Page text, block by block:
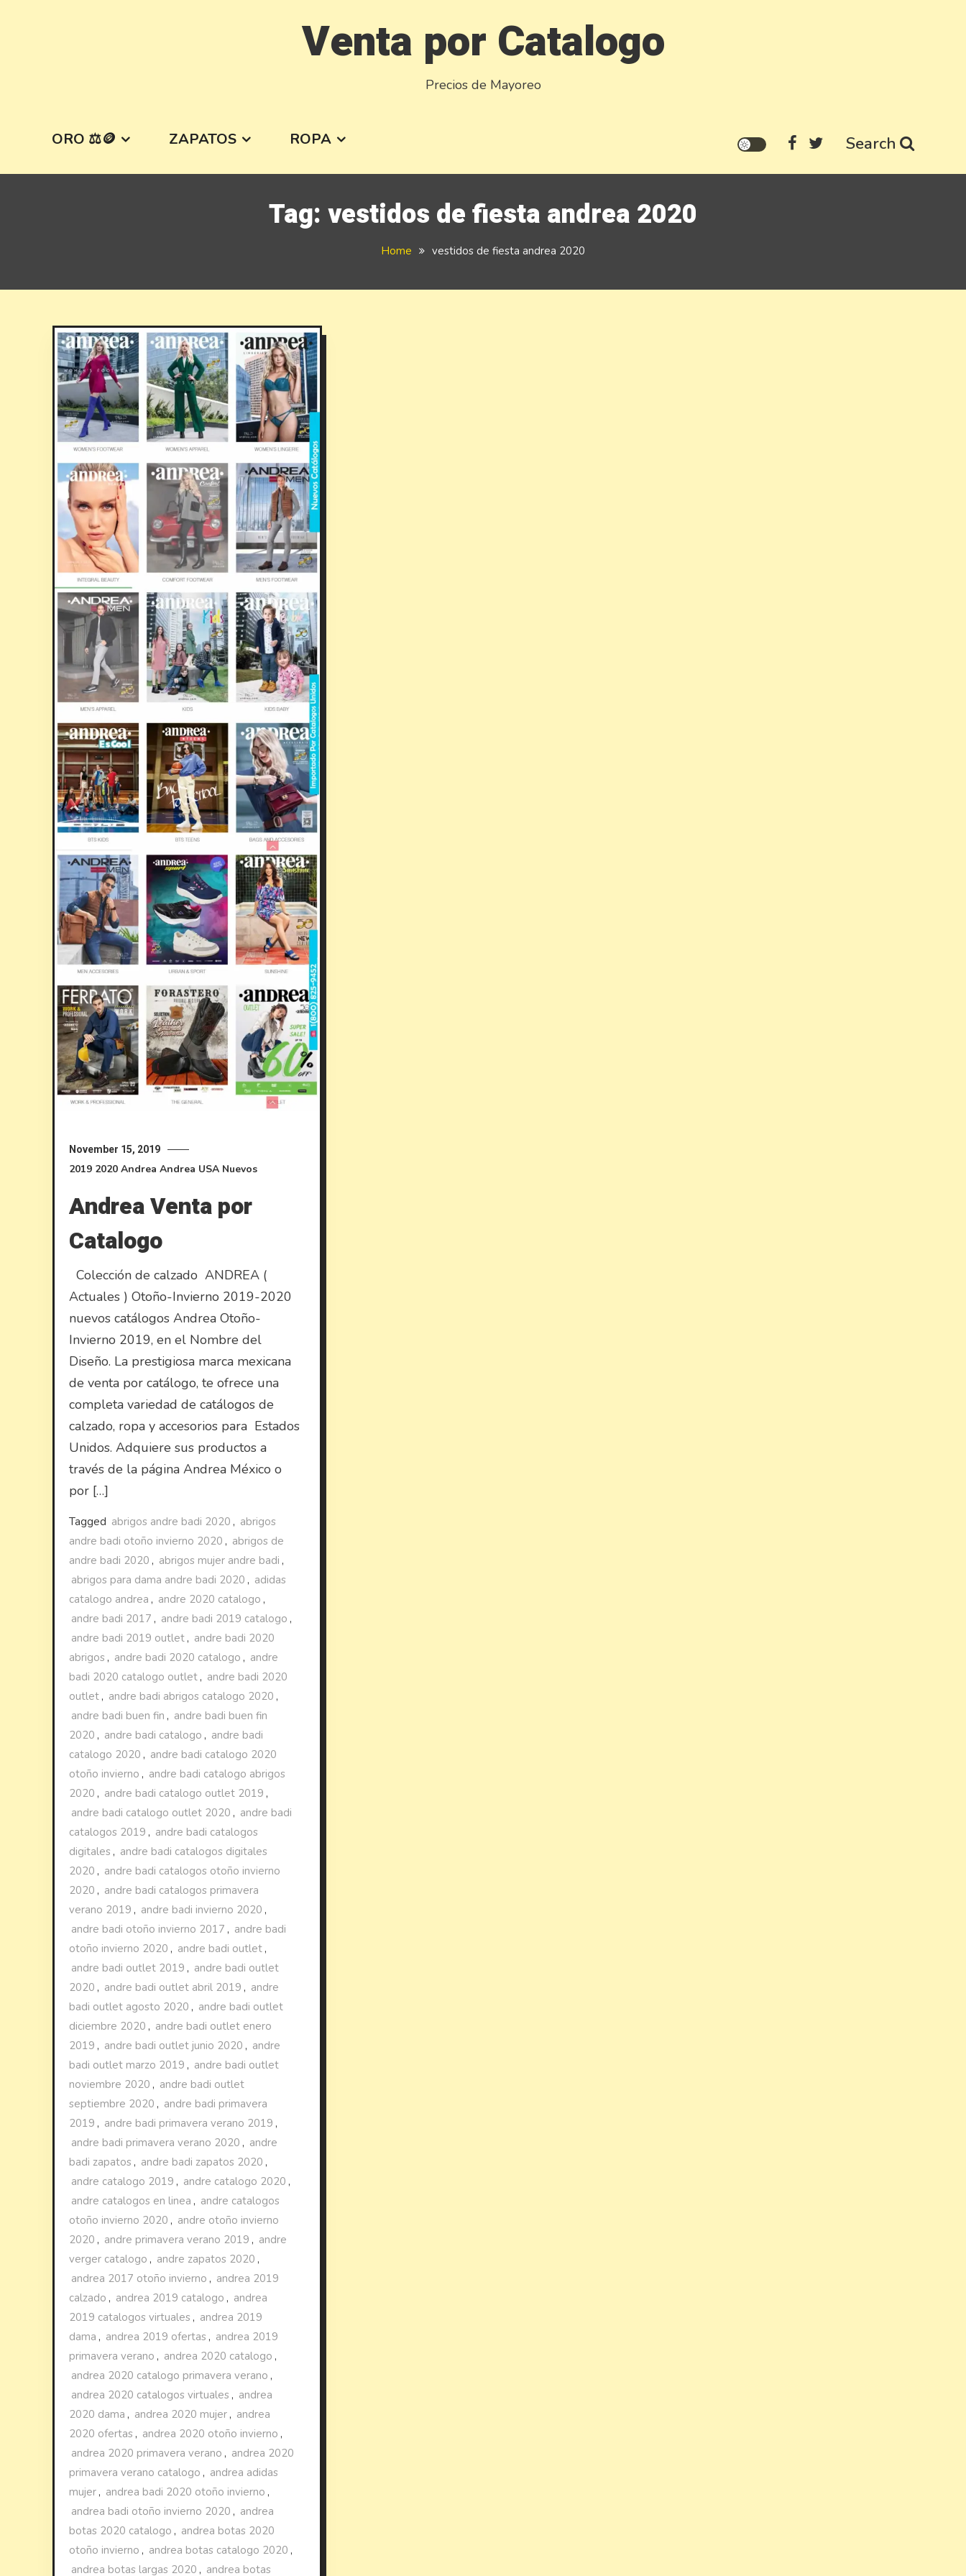
Venta por Catalogo
Precios de Mayoreo
ORO ⚖️🪙 ZAPATOS ROPA Search
Tag: vestidos de fiesta andrea 2020
Home vestidos de fiesta andrea 2020
November 15, 2019
2019 2020 Andrea Andrea USA Nuevos
Andrea Venta por
Catalogo
Colección de calzado ANDREA (
Actuales ) Otoño-Invierno 2019-2020
nuevos catálogos Andrea Otoño-
Invierno 2019, en el Nombre del
Diseño. La prestigiosa marca mexicana
de venta por catálogo, te ofrece una
completa variedad de catálogos de
calzado, ropa y accesorios para Estados
Unidos. Adquiere sus productos a
través de la página Andrea México o
por […]
Tagged abrigos andre badi 2020 , abrigos
andre badi otoño invierno 2020 , abrigos de
andre badi 2020 , abrigos mujer andre badi ,
abrigos para dama andre badi 2020 , adidas
catalogo andrea , andre 2020 catalogo ,
andre badi 2017 , andre badi 2019 catalogo ,
andre badi 2019 outlet , andre badi 2020
abrigos , andre badi 2020 catalogo , andre
badi 2020 catalogo outlet , andre badi 2020
outlet , andre badi abrigos catalogo 2020 ,
andre badi buen fin , andre badi buen fin
2020 , andre badi catalogo , andre badi
catalogo 2020 , andre badi catalogo 2020
otoño invierno , andre badi catalogo abrigos
2020 , andre badi catalogo outlet 2019 ,
andre badi catalogo outlet 2020 , andre badi
catalogos 2019 , andre badi catalogos
digitales , andre badi catalogos digitales
2020 , andre badi catalogos otoño invierno
2020 , andre badi catalogos primavera
verano 2019 , andre badi invierno 2020 ,
andre badi otoño invierno 2017 , andre badi
otoño invierno 2020 , andre badi outlet ,
andre badi outlet 2019 , andre badi outlet
2020 , andre badi outlet abril 2019 , andre
badi outlet agosto 2020 , andre badi outlet
diciembre 2020 , andre badi outlet enero
2019 , andre badi outlet junio 2020 , andre
badi outlet marzo 2019 , andre badi outlet
noviembre 2020 , andre badi outlet
septiembre 2020 , andre badi primavera
2019 , andre badi primavera verano 2019 ,
andre badi primavera verano 2020 , andre
badi zapatos , andre badi zapatos 2020 ,
andre catalogo 2019 , andre catalogo 2020 ,
andre catalogos en linea , andre catalogos
otoño invierno 2020 , andre otoño invierno
2020 , andre primavera verano 2019 , andre
verger catalogo , andre zapatos 2020 ,
andrea 2017 otoño invierno , andrea 2019
calzado , andrea 2019 catalogo , andrea
2019 catalogos virtuales , andrea 2019
dama , andrea 2019 ofertas , andrea 2019
primavera verano , andrea 2020 catalogo ,
andrea 2020 catalogo primavera verano ,
andrea 2020 catalogos virtuales , andrea
2020 dama , andrea 2020 mujer , andrea
2020 ofertas , andrea 2020 otoño invierno ,
andrea 2020 primavera verano , andrea 2020
primavera verano catalogo , andrea adidas
mujer , andrea badi 2020 otoño invierno ,
andrea badi otoño invierno 2020 , andrea
botas 2020 catalogo , andrea botas 2020
otoño invierno , andrea botas catalogo 2020 ,
andrea botas largas 2020 , andrea botas